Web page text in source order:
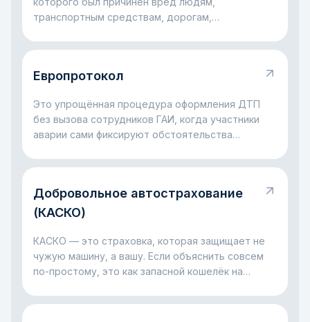
транспортным средствам, дорогам,
Европротокол
Это упрощённая процедура оформления ДТП
без вызова сотрудников ГАИ, когда участники
аварии сами фиксируют обстоятельства
Добровольное автострахование
(КАСКО)
КАСКО — это страховка, которая защищает не
чужую машину, а вашу. Если объяснить совсем
по-простому, это как запасной кошелёк на
разбитое стекло, ущерб на парковке, падение